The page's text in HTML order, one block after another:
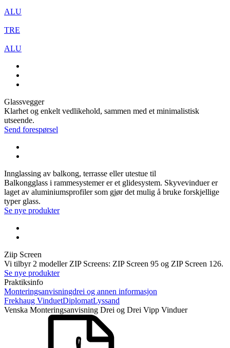
ALU
TRE
ALU
Glassvegger
Klarhet og enkelt vedlikehold, sammen med et minimalistisk
utseende.
Send forespørsel
Innglassing av balkong, terrasse eller utestue til
Balkongglass i rammesystemer er et glidesystem. Skyvevinduer er
laget av aluminiumsprofiler som gjør det mulig å bruke forskjellige
typer glass.
Se nye produkter
Ziip Screen
Vi tilbyr 2 modeller ZIP Screens: ZIP Screen 95 og ZIP Screen 126.
Se nye produkter
Praktiksinfo
Monteringsanvisningdrei og annen informasjon
Frekhaug VinduetDiplomatLyssand
Venska Monteringsanvisning Drei og Drei Vipp Vinduer